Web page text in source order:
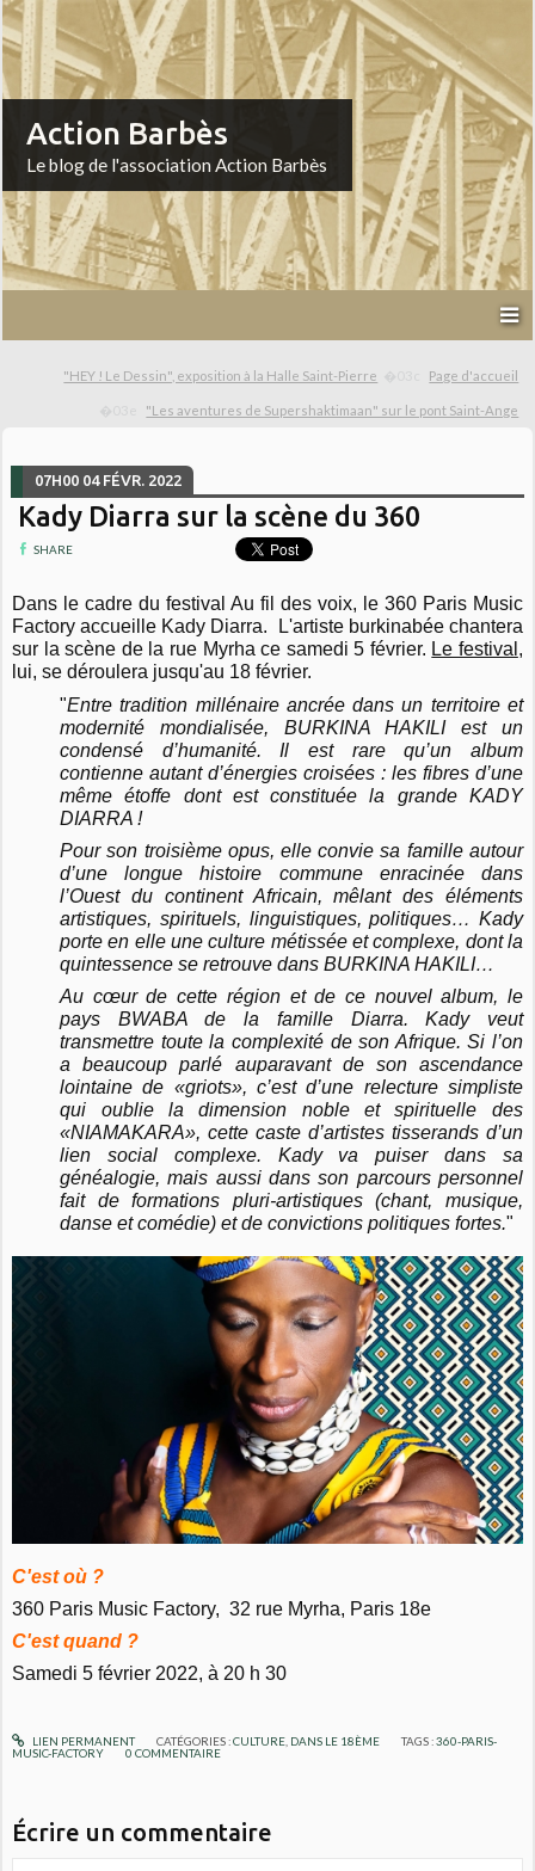
Action Barbès
Le blog de l'association Action Barbès
"HEY ! Le Dessin", exposition à la Halle Saint-Pierre Page d'accueil
"Les aventures de Supershaktimaan" sur le pont Saint-Ange
07H00 04 FÉVR. 2022
Kady Diarra sur la scène du 360
SHARE
Dans le cadre du festival Au fil des voix, le 360 Paris Music
Factory accueille Kady Diarra. L'artiste burkinabée chantera
sur la scène de la rue Myrha ce samedi 5 février. Le festival ,
lui, se déroulera jusqu'au 18 février.
"Entre tradition millénaire ancrée dans un territoire et
modernité mondialisée, BURKINA HAKILI est un
condensé d’humanité. Il est rare qu’un album
contienne autant d’énergies croisées : les fibres d’une
même étoffe dont est constituée la grande KADY
DIARRA !
Pour son troisième opus, elle convie sa famille autour
d’une longue histoire commune enracinée dans
l’Ouest du continent Africain, mêlant des éléments
artistiques, spirituels, linguistiques, politiques… Kady
porte en elle une culture métissée et complexe, dont la
quintessence se retrouve dans BURKINA HAKILI…
Au cœur de cette région et de ce nouvel album, le
pays BWABA de la famille Diarra. Kady veut
transmettre toute la complexité de son Afrique. Si l’on
a beaucoup parlé auparavant de son ascendance
lointaine de «griots», c’est d’une relecture simpliste
qui oublie la dimension noble et spirituelle des
«NIAMAKARA», cette caste d’artistes tisserands d’un
lien social complexe. Kady va puiser dans sa
généalogie, mais aussi dans son parcours personnel
fait de formations pluri-artistiques (chant, musique,
danse et comédie) et de convictions politiques fortes."
C'est où ?
360 Paris Music Factory, 32 rue Myrha, Paris 18e
C'est quand ?
Samedi 5 février 2022, à 20 h 30
LIEN PERMANENT CATÉGORIES :CULTURE, DANS LE 18ÈME TAGS :360-PARIS-
MUSIC-FACTORY
0 COMMENTAIRE
Écrire un commentaire